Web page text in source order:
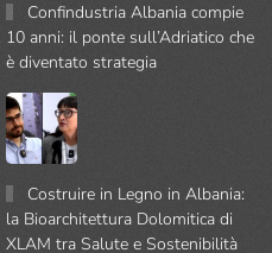
Confindustria Albania compie
10 anni: il ponte sull’Adriatico che
è diventato strategia
Costruire in Legno in Albania:
la Bioarchitettura Dolomitica di
XLAM tra Salute e Sostenibilità